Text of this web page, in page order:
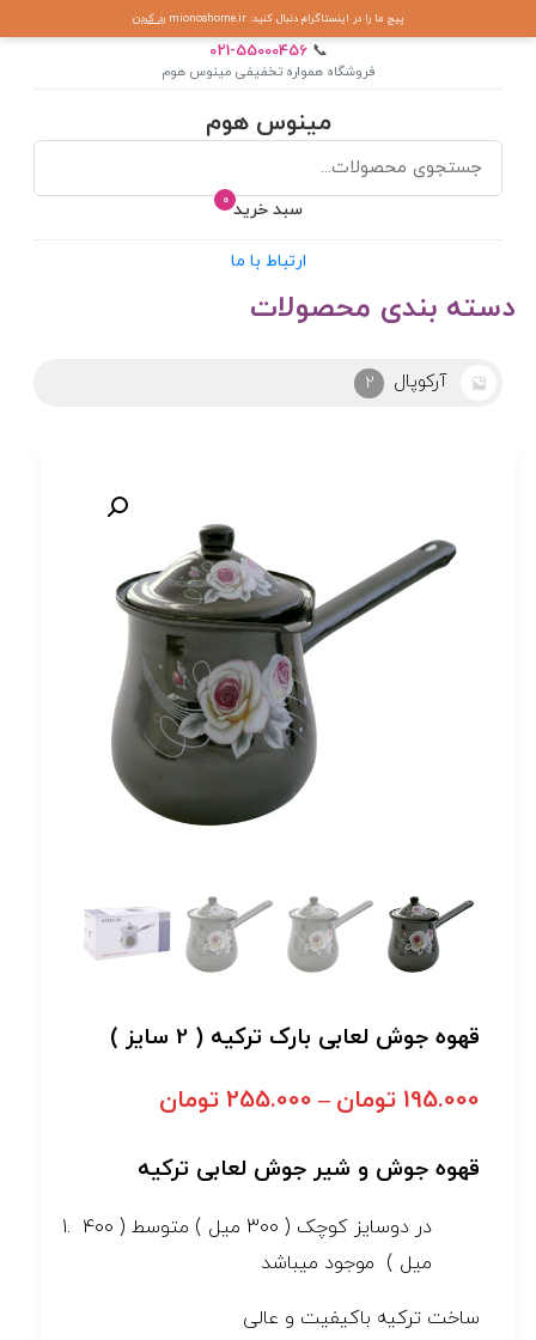
پیج ما را در اینستاگرام دنبال کنید: mionoshome.ir رد کردن
📞
021-55000456
فروشگاه همواره تخفیفی مینوس هوم
مینوس هوم
0 سبد خرید
ارتباط با ما
دسته بندی محصولات
آرکوپال 2
قهوه جوش لعابی بارک ترکیه ( 2 سایز )
195.000 تومان –
255.000 تومان
قهوه جوش و شیر جوش لعابی ترکیه
در دوسایز کوچک ( 300 میل ) متوسط ( 400
میل ) موجود میباشد
ساخت ترکیه باکیفیت و عالی